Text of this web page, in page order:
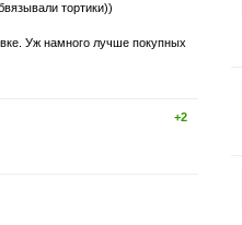
тортики))
Уж намного лучше покупных
+2